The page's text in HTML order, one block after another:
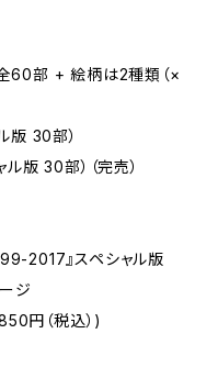
60部 + 絵柄は2種類（×
版 30部）
ル版 30部）（完売）
2017』スペシャル版
ジ
円（税込）)